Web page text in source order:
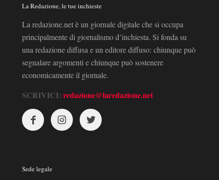
La Redazione, le tue inchieste
La redazione.net è un giornale digitale che si occupa
principalmente di giornalismo d’inchiesta. Si fonda su
una redazione diffusa e un editore diffuso: chiunque può
segnalare argomenti e chiunque può sostenere
economicamente il giornale.
SCRIVICI: redazione@laredazione.net
Sede legale